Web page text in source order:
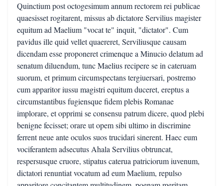
Quinctium post octogesimum annum rectorem rei publicae
quaesisset rogitarent, missus ab dictatore Servilius magister
equitum ad Maelium "vocat te" inquit, "dictator". Cum
pavidus ille quid vellet quaereret, Serviliusque causam
dicendam esse proponeret crimenque a Minucio delatum ad
senatum diluendum, tunc Maelius recipere se in cateruam
suorum, et primum circumspectans tergiuersari, postremo
cum apparitor iussu magistri equitum duceret, ereptus a
circumstantibus fugiensque fidem plebis Romanae
implorare, et opprimi se consensu patrum dicere, quod plebi
benigne fecisset; orare ut opem sibi ultimo in discrimine
ferrent neue ante oculos suos trucidari sinerent. Haec eum
vociferantem adsecutus Ahala Servilius obtruncat,
respersusque cruore, stipatus caterua patriciorum iuvenum,
dictatori renuntiat vocatum ad eum Maelium, repulso